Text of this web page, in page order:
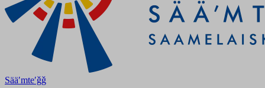
Sääʹmteʹǧǧ